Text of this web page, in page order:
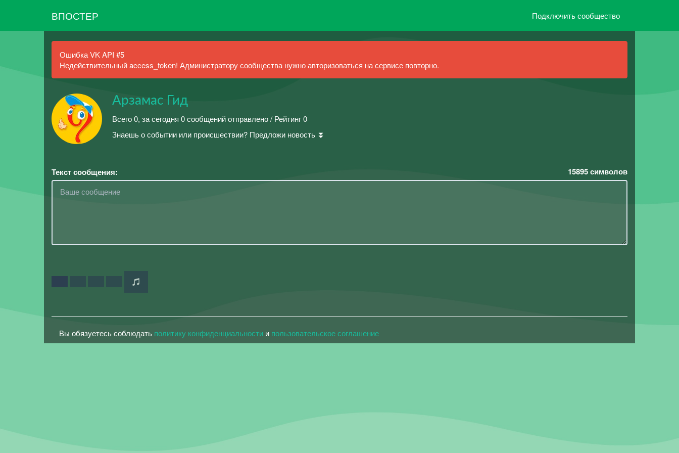
ВПОСТЕР Подключить сообщество
Ошибка VK API #5
Недействительный access_token! Администратору сообщества нужно авторизоваться на сервисе повторно.
Арзамас Гид
Всего 0, за сегодня 0 сообщений отправлено / Рейтинг 0
Знаешь о событии или происшествии? Предложи новость ⏬
Текст сообщения: 15895символов
Вы обязуетесь соблюдать политику конфиденциальности и пользовательское соглашение